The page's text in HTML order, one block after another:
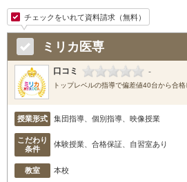
チェックをいれて資料請求（無料）
ミリカ医専
口コミ -
トップレベルの指導で偏差値40台から合
授業形式 集団指導、個別指導、映像授業
こだわり
条件
体験授業、合格保証、自習室あり
教室 本校